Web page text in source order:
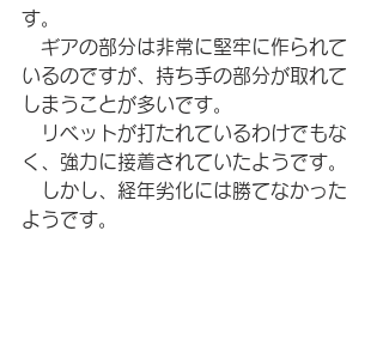
す。
ギアの部分は非常に堅牢に作られて
いるのですが、持ち手の部分が取れて
しまうことが多いです。
リベットが打たれているわけでもな
く、強力に接着されていたようです。
しかし、経年劣化には勝てなかった
ようです。